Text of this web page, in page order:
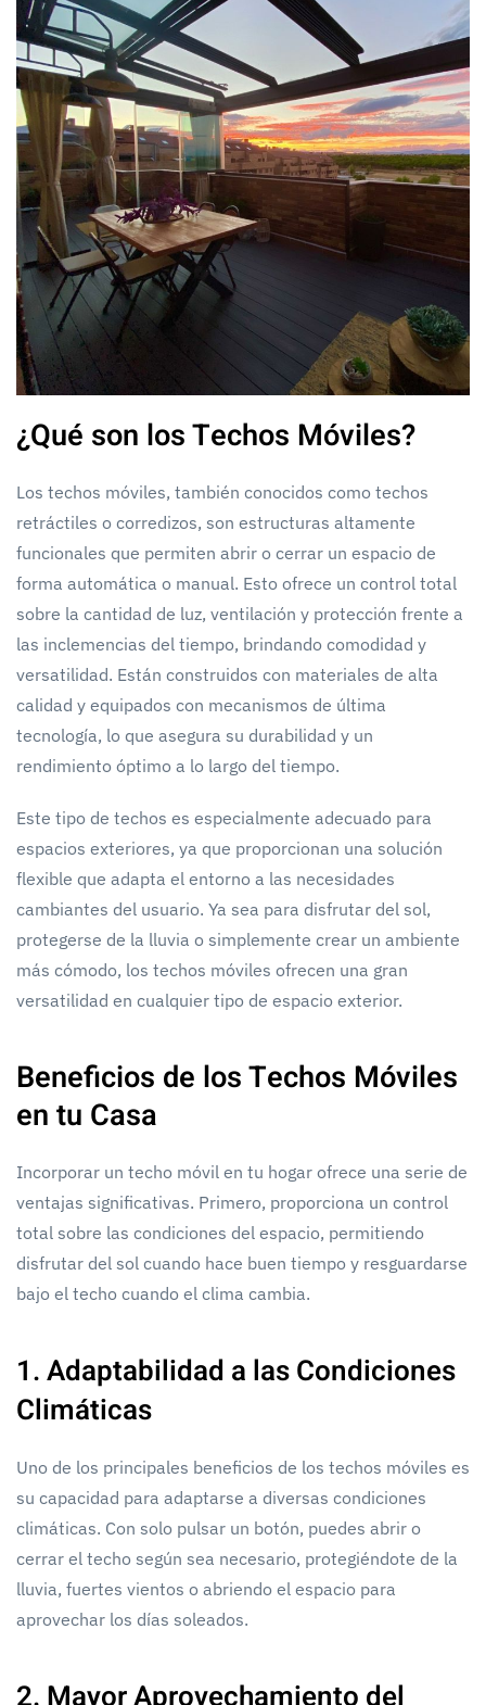
¿Qué son los Techos Móviles?
Los techos móviles, también conocidos como techos
retráctiles o corredizos, son estructuras altamente
funcionales que permiten abrir o cerrar un espacio de
forma automática o manual. Esto ofrece un control total
sobre la cantidad de luz, ventilación y protección frente a
las inclemencias del tiempo, brindando comodidad y
versatilidad. Están construidos con materiales de alta
calidad y equipados con mecanismos de última
tecnología, lo que asegura su durabilidad y un
rendimiento óptimo a lo largo del tiempo.
Este tipo de techos es especialmente adecuado para
espacios exteriores, ya que proporcionan una solución
flexible que adapta el entorno a las necesidades
cambiantes del usuario. Ya sea para disfrutar del sol,
protegerse de la lluvia o simplemente crear un ambiente
más cómodo, los techos móviles ofrecen una gran
versatilidad en cualquier tipo de espacio exterior.
Beneficios de los Techos Móviles
en tu Casa
Incorporar un techo móvil en tu hogar ofrece una serie de
ventajas significativas. Primero, proporciona un control
total sobre las condiciones del espacio, permitiendo
disfrutar del sol cuando hace buen tiempo y resguardarse
bajo el techo cuando el clima cambia.
1. Adaptabilidad a las Condiciones
Climáticas
Uno de los principales beneficios de los techos móviles es
su capacidad para adaptarse a diversas condiciones
climáticas. Con solo pulsar un botón, puedes abrir o
cerrar el techo según sea necesario, protegiéndote de la
lluvia, fuertes vientos o abriendo el espacio para
aprovechar los días soleados.